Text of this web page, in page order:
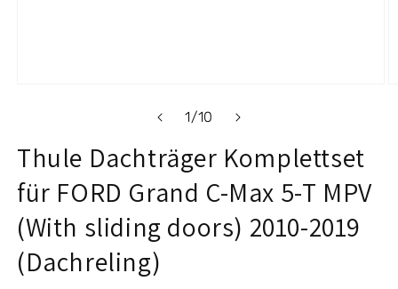
Modal
öffnen
1/von
10
Thule Dachträger Komplettset
für FORD Grand C-Max 5-T MPV
(With sliding doors) 2010-2019
(Dachreling)